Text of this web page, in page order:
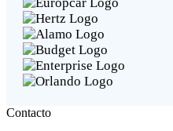
Contacto